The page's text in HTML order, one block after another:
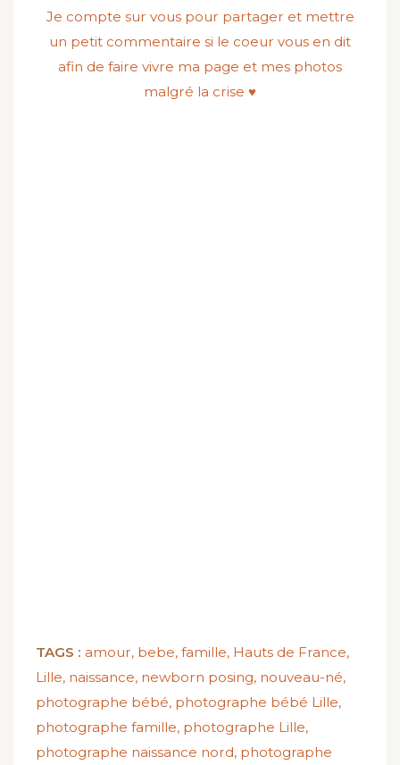
Je compte sur vous pour partager et mettre
un petit commentaire si le coeur vous en dit
afin de faire vivre ma page et mes photos
malgré la crise ♥
TAGS : amour, bebe, famille, Hauts de France,
Lille, naissance, newborn posing, nouveau-né,
photographe bébé, photographe bébé Lille,
photographe famille, photographe Lille,
photographe naissance nord, photographe